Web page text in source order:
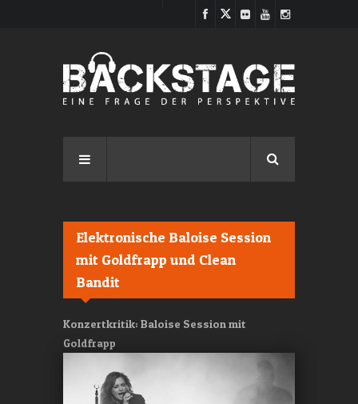
Elektronische Baloise Session
mit Goldfrapp und Clean
Bandit
Konzertkritik: Baloise Session mit
Goldfrapp